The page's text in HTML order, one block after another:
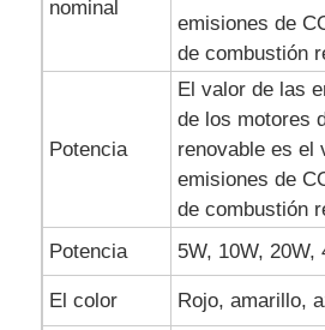
nominal
emisiones de
de combustión
Potencia
El valor de las
de los motores
renovable es el
emisiones de
de combustión
Potencia
5W, 10W, 20W,
El color
Rojo, amarillo,